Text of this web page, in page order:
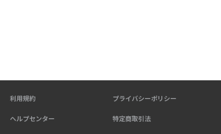
利用規約 プライバシーポリシー
ヘルプセンター 特定商取引法